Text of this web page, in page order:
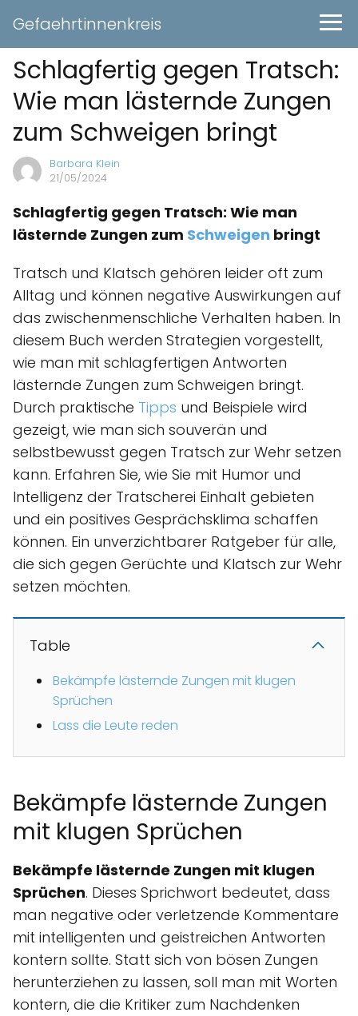
Gefaehrtinnenkreis
Schlagfertig gegen Tratsch:
Wie man lästernde Zungen
zum Schweigen bringt
Barbara Klein
21/05/2024
Schlagfertig gegen Tratsch: Wie man
lästernde Zungen zum Schweigen bringt
Tratsch und Klatsch gehören leider oft zum
Alltag und können negative Auswirkungen auf
das zwischenmenschliche Verhalten haben. In
diesem Buch werden Strategien vorgestellt,
wie man mit schlagfertigen Antworten
lästernde Zungen zum Schweigen bringt.
Durch praktische Tipps und Beispiele wird
gezeigt, wie man sich souverän und
selbstbewusst gegen Tratsch zur Wehr setzen
kann. Erfahren Sie, wie Sie mit Humor und
Intelligenz der Tratscherei Einhalt gebieten
und ein positives Gesprächsklima schaffen
können. Ein unverzichtbarer Ratgeber für alle,
die sich gegen Gerüchte und Klatsch zur Wehr
setzen möchten.
Table
Bekämpfe lästernde Zungen mit klugen
Sprüchen
Lass die Leute reden
Bekämpfe lästernde Zungen
mit klugen Sprüchen
Bekämpfe lästernde Zungen mit klugen
Sprüchen. Dieses Sprichwort bedeutet, dass
man negative oder verletzende Kommentare
mit intelligenten und geistreichen Antworten
kontern sollte. Statt sich von bösen Zungen
herunterziehen zu lassen, soll man mit Worten
kontern, die die Kritiker zum Nachdenken